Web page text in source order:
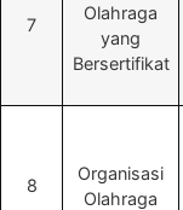
7
Olahraga
yang
Bersertifikat
8
Organisasi
Olahraga